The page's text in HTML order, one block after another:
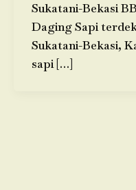
Sukatani-Bekasi
Daging Sapi
Sukatani-Bekasi,
sapi […]